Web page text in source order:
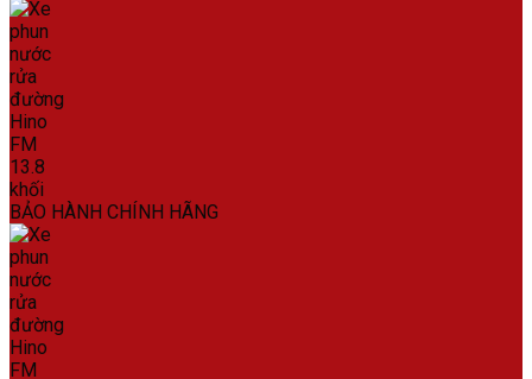
BẢO HÀNH CHÍNH HÃNG